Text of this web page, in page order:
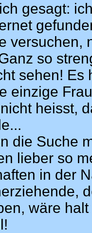
gesagt:
versuchen,
so
sehen! Es
einzige
heisst,
die Suche
lieber so
in der
wäre